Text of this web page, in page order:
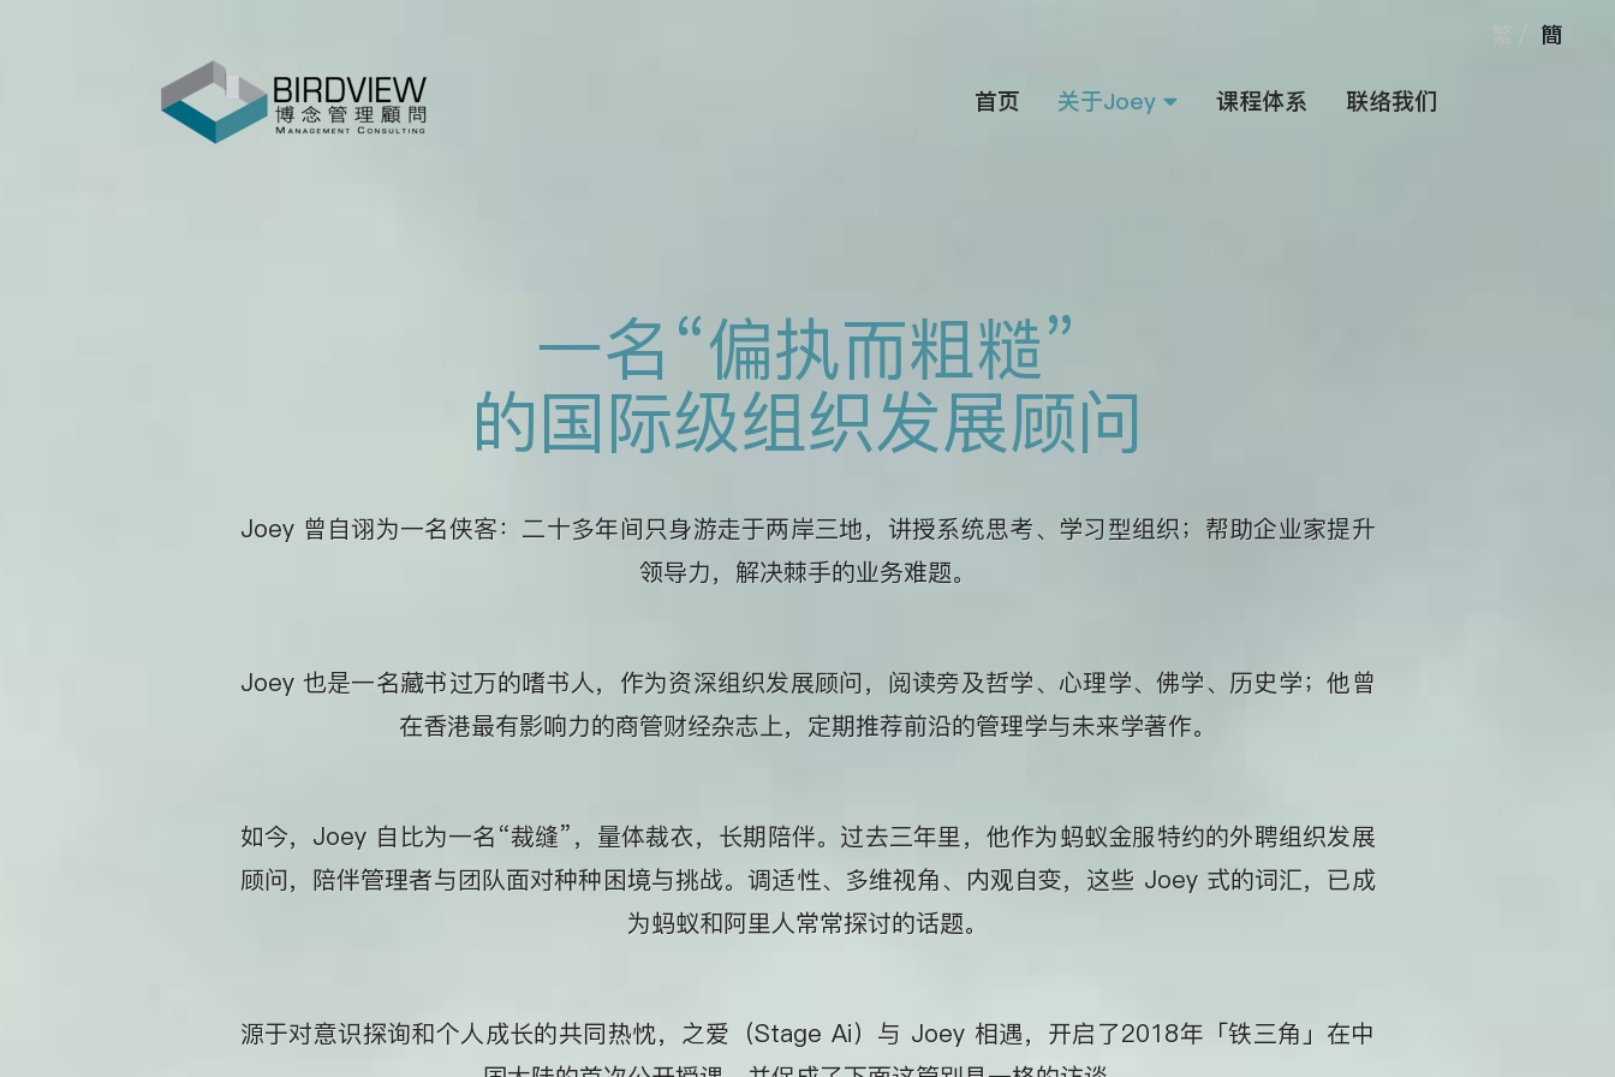
首页 关于Joey 课程体系 联络我们
繁 / 簡
一名“偏执而粗糙”
的国际级组织发展顾问
Joey 曾自诩为一名侠客：二十多年间只身游走于两岸三地，讲授系统思考、学习型组织；帮助企业家提升
领导力，解决棘手的业务难题。
Joey 也是一名藏书过万的嗜书人，作为资深组织发展顾问，阅读旁及哲学、心理学、佛学、历史学；他曾
在香港最有影响力的商管财经杂志上，定期推荐前沿的管理学与未来学著作。
如今，Joey 自比为一名“裁缝”，量体裁衣，长期陪伴。过去三年里，他作为蚂蚁金服特约的外聘组织发展
顾问，陪伴管理者与团队面对种种困境与挑战。调适性、多维视角、内观自变，这些 Joey 式的词汇，已成
为蚂蚁和阿里人常常探讨的话题。
源于对意识探询和个人成长的共同热忱，之爱（Stage Ai）与 Joey 相遇，开启了2018年「铁三角」在中